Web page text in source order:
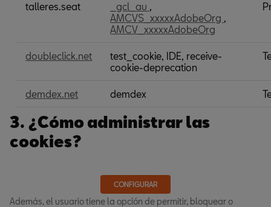
detalleres.seat _gcl_au ,
AMCVS_xxxxxAdobeOrg ,
AMCV_xxxxxAdobeOrg
doubleclick.net
test_cookie, IDE, receive-
cookie-deprecation
demdex.net demdex
3. ¿Cómo administrar las
cookies?
CONFIGURAR
Además, el usuario tiene la opción de permitir, bloquear o